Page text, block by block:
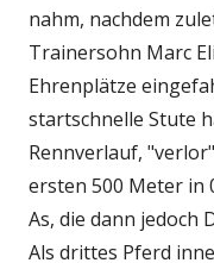
nahm, nachdem
Trainersohn Marc
Ehrenplätze
startschnelle Stute
Rennverlauf,
ersten 500 Meter in
As, die dann jedoch
Als drittes Pferd